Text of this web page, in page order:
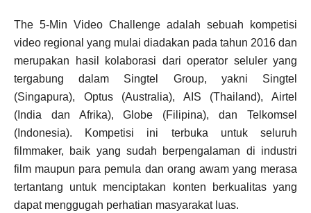
The 5-Min Video Challenge adalah sebuah kompetisi
video regional yang mulai diadakan pada tahun 2016 dan
merupakan hasil kolaborasi dari operator seluler yang
tergabung dalam Singtel Group, yakni Singtel
(Singapura), Optus (Australia), AIS (Thailand), Airtel
(India dan Afrika), Globe (Filipina), dan Telkomsel
(Indonesia). Kompetisi ini terbuka untuk seluruh
filmmaker, baik yang sudah berpengalaman di industri
film maupun para pemula dan orang awam yang merasa
tertantang untuk menciptakan konten berkualitas yang
dapat menggugah perhatian masyarakat luas.